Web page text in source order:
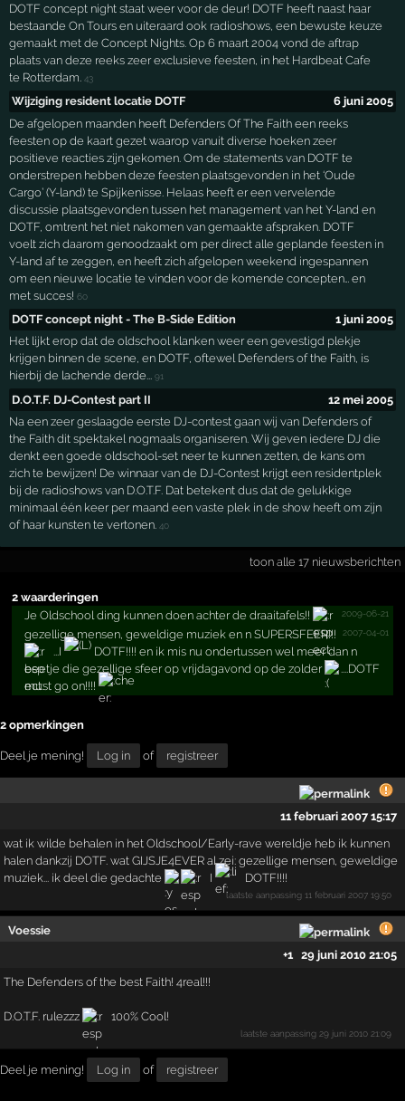
DOTF concept night staat weer voor de deur! DOTF heeft naast haar
bestaande On Tours en uiteraard ook radioshows, een bewuste keuze
gemaakt met de Concept Nights. Op 6 maart 2004 vond de aftrap
plaats van deze reeks zeer exclusieve feesten, in het Hardbeat Cafe
te Rotterdam.43
Wijziging resident locatie DOTF
6 juni 2005
De afgelopen maanden heeft Defenders Of The Faith een reeks
feesten op de kaart gezet waarop vanuit diverse hoeken zeer
positieve reacties zijn gekomen. Om de statements van DOTF te
onderstrepen hebben deze feesten plaatsgevonden in het ‘Oude
Cargo’ (Y-land) te Spijkenisse. Helaas heeft er een vervelende
discussie plaatsgevonden tussen het management van het Y-land en
DOTF, omtrent het niet nakomen van gemaakte afspraken. DOTF
voelt zich daarom genoodzaakt om per direct alle geplande feesten in
Y-land af te zeggen, en heeft zich afgelopen weekend ingespannen
om een nieuwe locatie te vinden voor de komende concepten… en
met succes!60
DOTF concept night - The B-Side Edition
1 juni 2005
Het lijkt erop dat de oldschool klanken weer een gevestigd plekje
krijgen binnen de scene, en DOTF, oftewel Defenders of the Faith, is
hierbij de lachende derde...91
D.O.T.F. DJ-Contest part II
12 mei 2005
Na een zeer geslaagde eerste DJ-contest gaan wij van Defenders of
the Faith dit spektakel nogmaals organiseren. Wij geven iedere DJ die
denkt een goede oldschool-set neer te kunnen zetten, de kans om
zich te bewijzen! De winnaar van de DJ-Contest krijgt een residentplek
bij de radioshows van D.O.T.F. Dat betekent dus dat de gelukkige
minimaal één keer per maand een vaste plek in de show heeft om zijn
of haar kunsten te vertonen.40
toon alle 17 nieuwsberichten
2 waarderingen
2009-06-21
Je Oldschool ding kunnen doen achter de draaitafels!!
2007-04-01
gezellige mensen, geweldige muziek en n SUPERSFEER!!!
...I
DOTF!!!! en ik mis nu ondertussen wel meer dan n
beetje die gezellige sfeer op vrijdagavond op de zolder
....DOTF
must go on!!!!
2 opmerkingen
Deel je mening! Log in of registreer
11 februari 2007 15:17
wat ik wilde behalen in het Oldschool/Early-rave wereldje heb ik kunnen
halen dankzij DOTF. wat GIJSJE4EVER al zei: gezellige mensen, geweldige
muziek... ik deel die gedachte
I DOTF!!!!
laatste aanpassing11 februari 2007 19:50
Voessie
+1
29 juni 2010 21:05
The Defenders of the best Faith! 4real!!!
D.O.T.F. rulezzz 100% Cool!
laatste aanpassing29 juni 2010 21:09
Deel je mening! Log in of registreer